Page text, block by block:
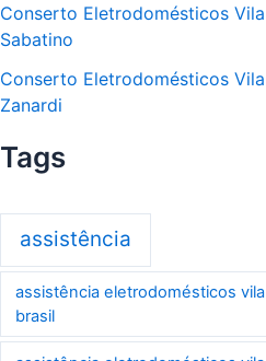
Conserto Eletrodomésticos Vila
Sabatino
Conserto Eletrodomésticos Vila
Zanardi
Tags
assistência
assistência eletrodomésticos vila
brasil